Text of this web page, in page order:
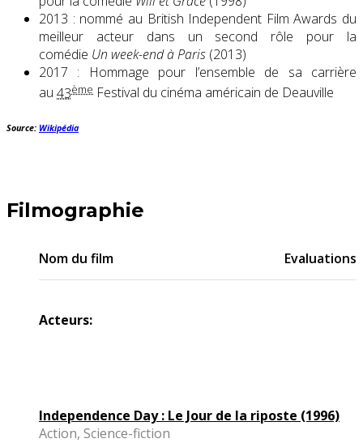
2013 : nommé au British Independent Film Awards du
meilleur acteur dans un second rôle pour la
comédie Un week-end à Paris (2013)
2017 : Hommage pour l’ensemble de sa carrière
au 43ème Festival du cinéma américain de Deauville
Source: Wikipédia
Filmographie
Nom du film Evaluations
Acteurs:
Independence Day : Le Jour de la riposte (1996)
Action, Science-fiction